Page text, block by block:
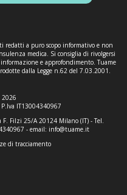
redatti a puro scopo informativo e non
medica. Si consiglia di rivolgersi
e approfondimento. Tuame
dalla Legge n.62 del 7.03.2001.
IT13004340967
F. Filzi 25/A 20124 Milano (IT) - Tel.
- email: info@tuame.it
di tracciamento